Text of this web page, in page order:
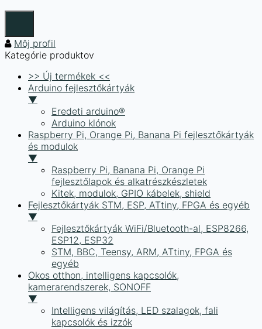
Môj profil
Kategórie produktov
>> Új termékek <<
Arduino fejlesztőkártyák
▼
Eredeti arduino®
Arduino klónok
Raspberry Pi, Orange Pi, Banana Pi fejlesztőkártyák
és modulok
▼
Raspberry Pi, Banana Pi, Orange Pi
fejlesztőlapok és alkatrészkészletek
Kitek, modulok, GPIO kábelek, shield
Fejlesztőkártyák STM, ESP, ATtiny, FPGA és egyéb
▼
Fejlesztőkártyák WiFi/Bluetooth-al, ESP8266,
ESP12, ESP32
STM, BBC, Teensy, ARM, ATtiny, FPGA és
egyéb
Okos otthon, intelligens kapcsolók,
kamerarendszerek, SONOFF
▼
Intelligens világítás, LED szalagok, fali
kapcsolók és izzók